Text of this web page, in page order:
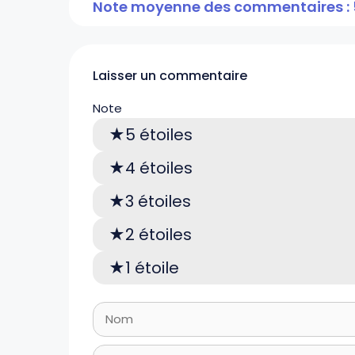
Note moyenne des commentaires :
Laisser un commentaire
Note
5 étoiles
4 étoiles
3 étoiles
2 étoiles
1 étoile